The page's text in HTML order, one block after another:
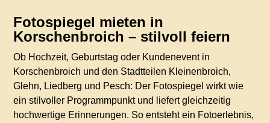
Fotospiegel mieten in
Korschenbroich – stilvoll feiern
Ob Hochzeit, Geburtstag oder Kundenevent in
Korschenbroich und den Stadtteilen Kleinenbroich,
Glehn, Liedberg und Pesch: Der Fotospiegel wirkt wie
ein stilvoller Programmpunkt und liefert gleichzeitig
hochwertige Erinnerungen. So entsteht ein Fotoerlebnis,